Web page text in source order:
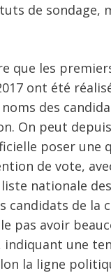
de sondage,
que les
ont été
des
On peut
poser une
de vote,
nationale
candidats de la
pas avoir
indiquant une
la ligne